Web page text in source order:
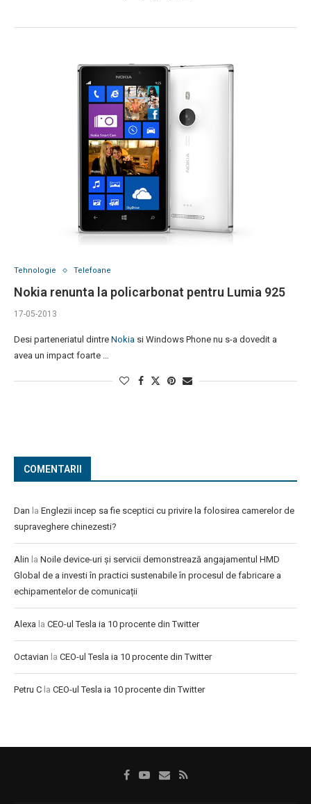
Tehnologie Telefoane
Nokia renunta la policarbonat pentru Lumia 925
17-05-2013
Desi parteneriatul dintre Nokia si Windows Phone nu s-a dovedit a
avea un impact foarte …
COMENTARII
Dan la Englezii incep sa fie sceptici cu privire la folosirea camerelor de
supraveghere chinezesti?
Alin la Noile device-uri și servicii demonstrează angajamentul HMD
Global de a investi în practici sustenabile în procesul de fabricare a
echipamentelor de comunicații
Alexa la CEO-ul Tesla ia 10 procente din Twitter
Octavian la CEO-ul Tesla ia 10 procente din Twitter
Petru C la CEO-ul Tesla ia 10 procente din Twitter